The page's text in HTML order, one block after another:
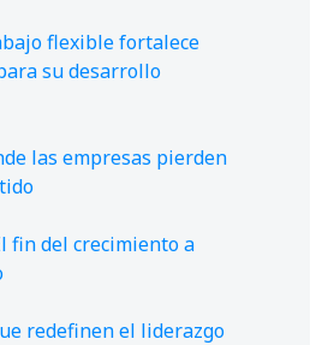
flexible fortalece
su desarrollo
las empresas pierden
fin del crecimiento a
redefinen el liderazgo